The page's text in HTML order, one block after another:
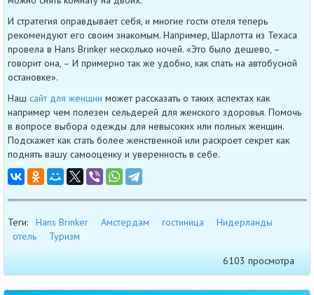
И стратегия оправдывает себя, и многие гости отеля теперь
рекомендуют его своим знакомым. Например, Шарлотта из Техаса
провела в Hans Brinker несколько ночей. «Это было дешево, –
говорит она, – И примерно так же удобно, как спать на автобусной
остановке».
Наш сайт для женщин может рассказать о таких аспектах как
например чем полезен сельдерей для женского здоровья. Помочь
в вопросе выбора одежды для невысоких или полных женщин.
Подскажет как стать более женственной или раскроет секрет как
поднять вашу самооценку и уверенность в себе.
Теги: Hans Brinker Амстердам гостиница
Нидерланды
отель
Туризм
6103 просмотра